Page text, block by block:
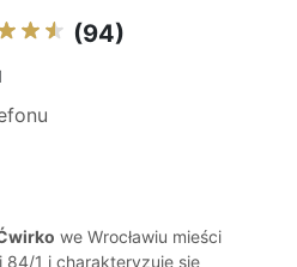
(94)
we Wrocławiu mieści
84/1 i charakteryzuje się